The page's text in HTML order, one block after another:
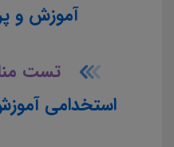
آموزش و
تست
استخدامی